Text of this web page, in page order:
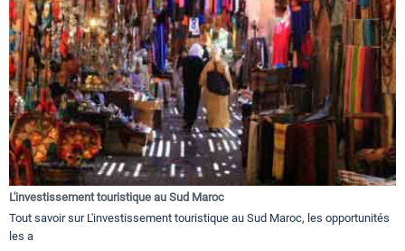
L'investissement touristique au Sud Maroc
Tout savoir sur L'investissement touristique au Sud Maroc, les opportunités
les a